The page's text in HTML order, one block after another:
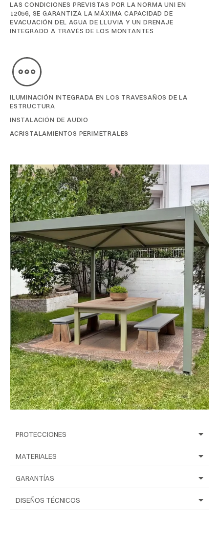
LAS CONDICIONES PREVISTAS POR LA NORMA UNI EN
12056, SE GARANTIZA LA MÁXIMA CAPACIDAD DE
EVACUACIÓN DEL AGUA DE LLUVIA Y UN DRENAJE
INTEGRADO A TRAVÉS DE LOS MONTANTES
ILUMINACIÓN INTEGRADA EN LOS TRAVESAÑOS DE LA
ESTRUCTURA
INSTALACIÓN DE AUDIO
ACRISTALAMIENTOS PERIMETRALES
PROTECCIONES
MATERIALES
GARANTÍAS
DISEÑOS TÉCNICOS